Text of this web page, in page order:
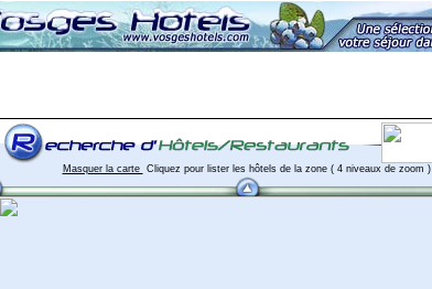
Masquer la carte Cliquez pour lister les hôtels de la zone ( 4 niveaux de zoom )